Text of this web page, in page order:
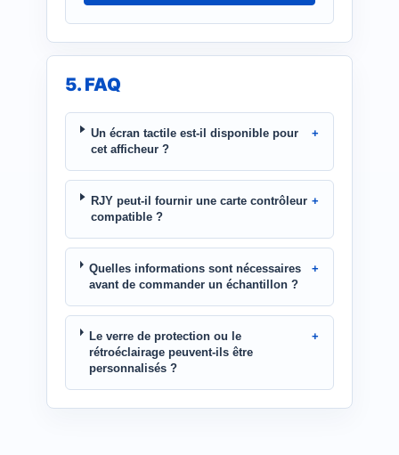
5. FAQ
Un écran tactile est-il disponible pour
cet afficheur ?
RJY peut-il fournir une carte contrôleur
compatible ?
Quelles informations sont nécessaires
avant de commander un échantillon ?
Le verre de protection ou le
rétroéclairage peuvent-ils être
personnalisés ?